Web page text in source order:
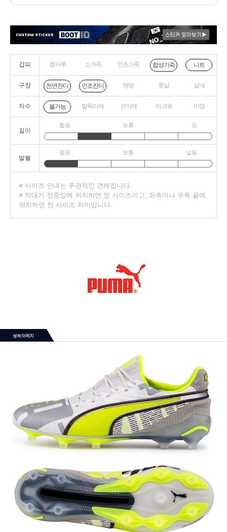
갑피 캥거루 소가죽 인조가죽 합성가죽 니트
구장 천연잔디 인조잔디 맨땅 풋살 실내
자수 불가능 발목아래 끈아래 마크위 미정
길이
짧음 보통 김
발볼
좁음 보통 넓음
※ 사이즈 안내는 주관적인 견해입니다.
※ 막대가 정중앙에 위치하면 정 사이즈이고, 좌측이나 우측 끝에
위치하면 한 사이즈 차이입니다.